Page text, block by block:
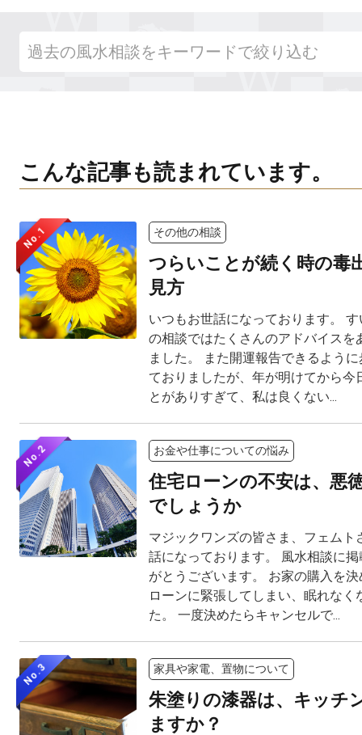
こんな記事も読まれています。
No.1 その他の相談
つらいことが続く時の毒
見方
いつもお世話になっております。
の相談ではたくさんのアドバイスを
ました。 また開運報告できるよう
ておりましたが、年が明けてから今
とがありすぎて、私は良くない...
No.2 お金や仕事についての悩み
住宅ローンの不安は、悪
でしょうか
マジックワンズの皆さま、フェムト
話になっております。 風水相談に
がとうございます。 お家の購入を
ローンに緊張してしまい、眠れなく
た。 一度決めたらキャンセルで...
No.3 家具や家電、置物について
朱塗りの漆器は、キッチ
ますか？